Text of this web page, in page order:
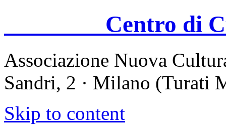
Centro di
Associazione Nuova
Sandri, 2 · Milano (Turati
Skip to content